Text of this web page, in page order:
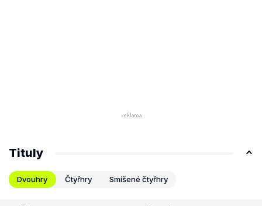
Tituly
Dvouhry Čtyřhry Smíšené čtyřhry